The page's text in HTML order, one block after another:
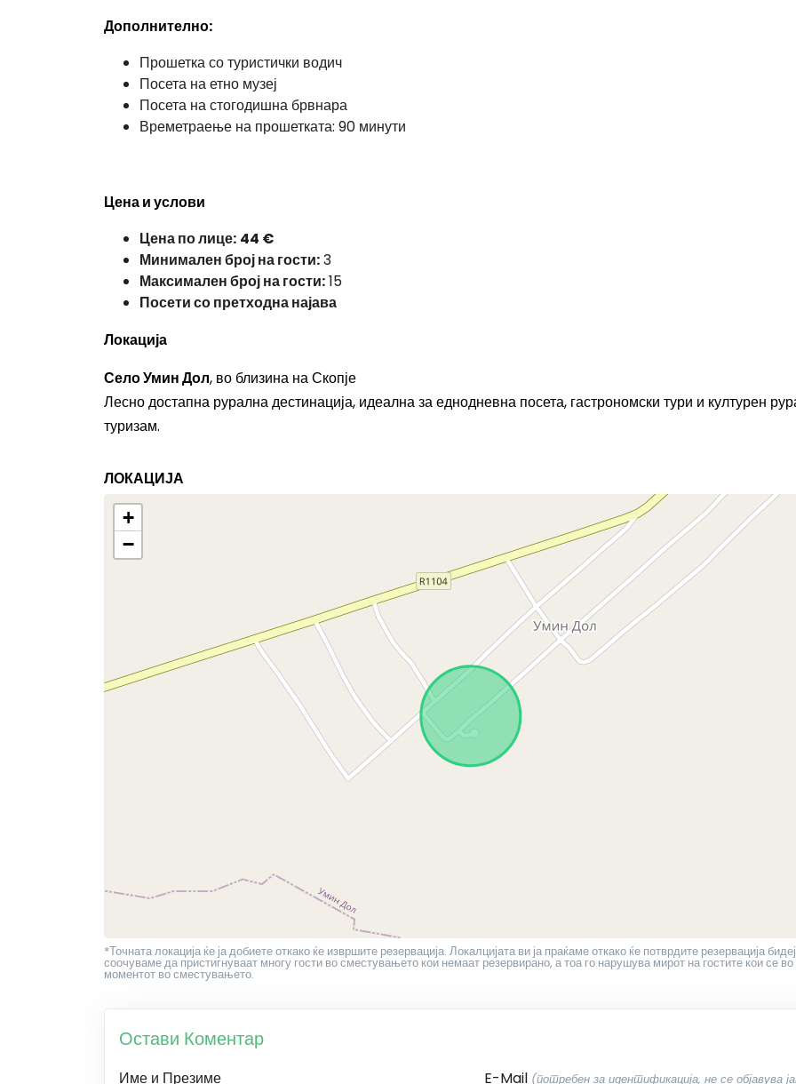
Дополнително:
Прошетка со туристички водич
Посета на етно музеј
Посета на стогодишна брвнара
Времетраење на прошетката: 90 минути
Цена и услови
Цена по лице: 44 €
Минимален број на гости:3
Максимален број на гости:15
Посети со претходна најава
Локација
Село Умин Дол, во близина на Скопје
Лесно достапна рурална дестинација, идеална за еднодневна посета, гастрономски тури и културен
туризам.
ЛОКАЦИЈА
+
−
*Точната локација ќе ја добиете откако ќе извршите резервација. Локалцијата ви ја праќаме откако ќе потврдите резервација
соочуваме да пристигнуваат многу гости во сместувањето кои немаат резервирано, а тоа го нарушува мирот на гостите кои се во
моментот во сместувањето.
Остави Коментар
Име и Презиме E-Mail (потребен за идентификација, не се објавува